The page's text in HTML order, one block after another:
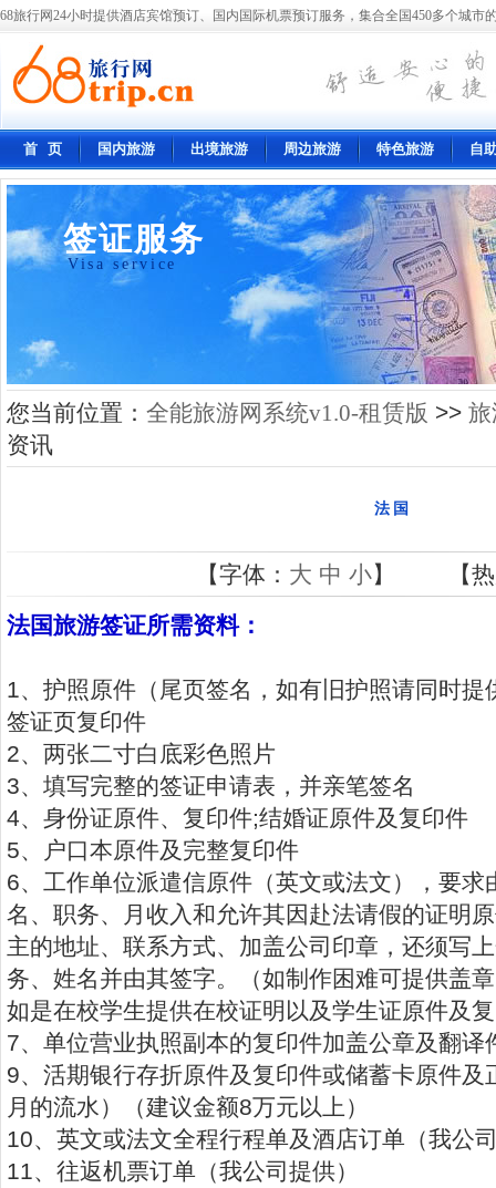
68旅行网24小时提供酒店宾馆预订、国内国际机票预订服务，集合全国450多个城市
首 页 国内旅游 出境旅游 周边旅游 特色旅游 自
签证服务
Visa service
您当前位置： 全能旅游网系统v1.0-租赁版 >>
资讯
法国
【字体： 大 中 小】 【热
法国旅游签证所需资料：
1、护照原件（尾页签名，如有旧护照请同时
签证页复印件
2、两张二寸白底彩色照片
3、填写完整的签证申请表，并亲笔签名
4、身份证原件、复印件;结婚证原件及复印件
5、户口本原件及完整复印件
6、工作单位派遣信原件（英文或法文），要
名、职务、月收入和允许其因赴法请假的证明
主的地址、联系方式、加盖公司印章，还须写
务、姓名并由其签字。（如制作困难可提供盖
如是在校学生提供在校证明以及学生证原件及
7、单位营业执照副本的复印件加盖公章及翻译
9、活期银行存折原件及复印件或储蓄卡原件
月的流水）（建议金额8万元以上）
10、英文或法文全程行程单及酒店订单（我公
11、往返机票订单（我公司提供）